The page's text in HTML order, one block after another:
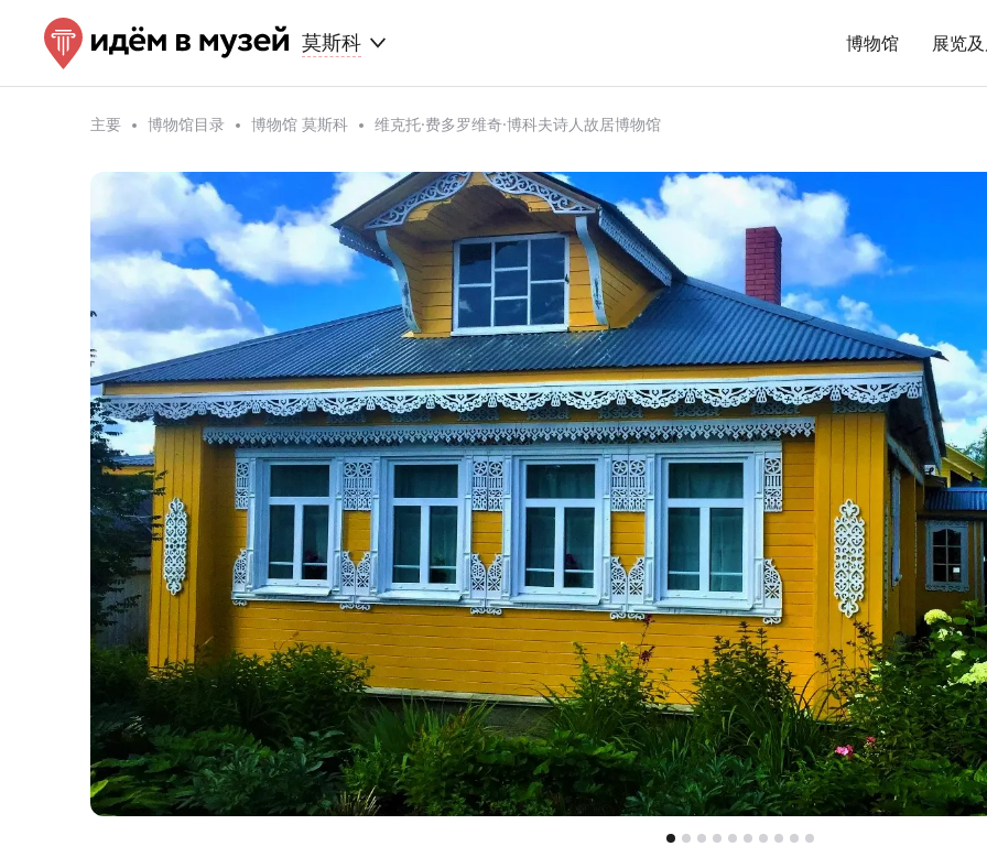
莫斯科 博物馆 展览
主要 博物馆目录 博物馆 莫斯科 维克托·费多罗维奇·博科夫诗人故居博物馆